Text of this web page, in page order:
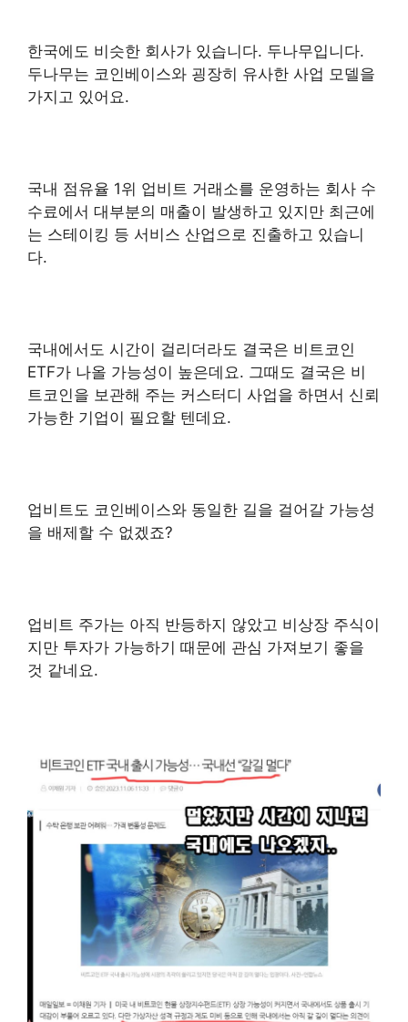
한국에도 비슷한 회사가 있습니다. 두나무입니다.
두나무는 코인베이스와 굉장히 유사한 사업 모델을
가지고 있어요.
국내 점유율 1위 업비트 거래소를 운영하는 회사 수
수료에서 대부분의 매출이 발생하고 있지만 최근에
는 스테이킹 등 서비스 산업으로 진출하고 있습니
다.
국내에서도 시간이 걸리더라도 결국은 비트코인
ETF가 나올 가능성이 높은데요. 그때도 결국은 비
트코인을 보관해 주는 커스터디 사업을 하면서 신뢰
가능한 기업이 필요할 텐데요.
업비트도 코인베이스와 동일한 길을 걸어갈 가능성
을 배제할 수 없겠죠?
업비트 주가는 아직 반등하지 않았고 비상장 주식이
지만 투자가 가능하기 때문에 관심 가져보기 좋을
것 같네요.